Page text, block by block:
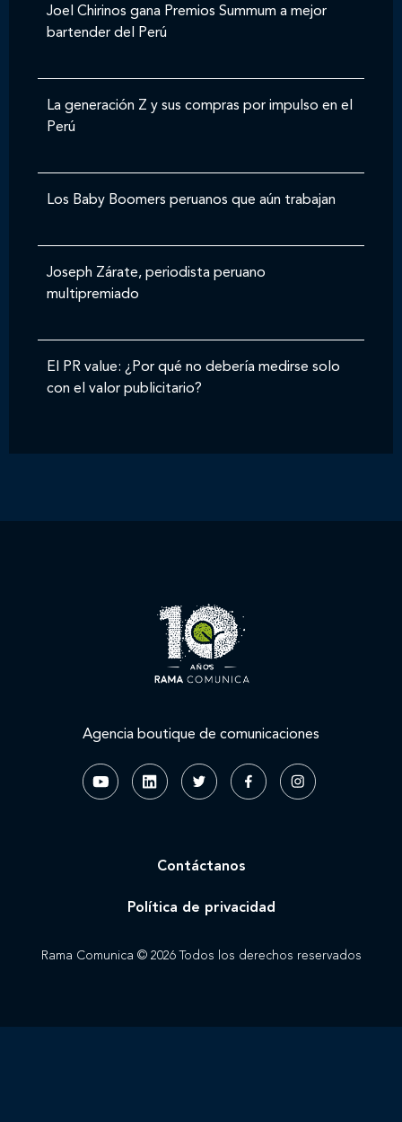
Joel Chirinos gana Premios Summum a mejor
bartender del Perú
La generación Z y sus compras por impulso en el
Perú
Los Baby Boomers peruanos que aún trabajan
Joseph Zárate, periodista peruano
multipremiado
El PR value: ¿Por qué no debería medirse solo
con el valor publicitario?
Agencia boutique de comunicaciones
Rama Comunica © 2026 Todos los derechos reservados
Contáctanos
Política de privacidad